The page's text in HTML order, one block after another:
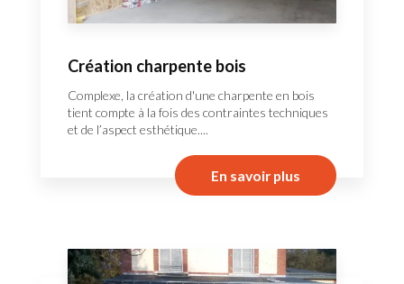
Création charpente bois
Complexe, la création d'une charpente en bois
tient compte à la fois des contraintes techniques
et de l’aspect esthétique....
En savoir plus